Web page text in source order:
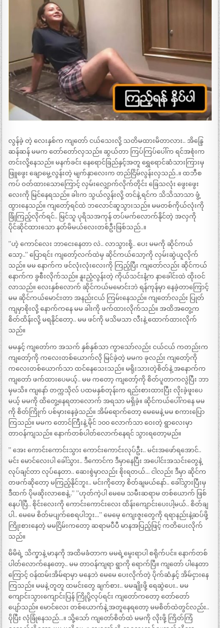
လွန်ခဲ့ တဲ့ လေးနှစ်က ကျတော် ငယ်သေးလို့ သတိမထားမိတာလား.. အိန္ဒြေ
ဆန်ဆန် မမက တော်တော်လှသည်။ ဆွယ်တာ ကြပ်ကြပ်ပေါ်က ရင်အစုံးက
တင်းလို့နေသည်။ မနက်ခင်း နေရောင်ခြည်နှင့်အတူ ရွှေရောင်ဆံသားကြားမှ
ဖြူဖွေး ချောမွေ့လွန်းတဲ့ မျက်နှာလေးက တည်ငြိမ်လွန်းလှသည်..။ ထဘီစ
ကပ် ဝတ်ထားသောကြောင့် လှမ်းလျှောက်လိုက်တိုင်း ခြေသလုံး ဖွေးဖွေး
လေးကို မြင်နေရသည်။ ခါးက သွယ်လွန်းလို့ တင်နဲ့ ရင်က သိသိသာသာ ဖွံ့
ထွားနေသည်။ ကျတော့်ရင်ထဲ ဘလောင်ဆူသွားသည်။ မမတစ်ကိုယ်လုံးကို
ခြုံကြည့်လိုက်ရင်.. မြင်သူ ပုရိသအကုန် တပ်မက်လောက်နိုင်တဲ့ အလှကို
ပိုင်ဆိုင်ထားသော နတ်မိမယ်လေးတစ်ဦးဖြစ်သည်..။
”ဟဲ့ ကောင်လေး ဘာငေးနေတာ လဲ.. လာသွားစို့.. ပေး မမကို ဆိုင်ကယ်
သော့..” ပြောရင်း ကျတော့်လက်ထဲမှ ဆိုင်ကယ်သော့ကို လှမ်းဆွဲယူလိုက်
သည်။ မမ နောက်က ဖင်လုံးလုံးလေးကို ကြည့်ပြီး ကျတော်လည်း ဆိုင်ကယ်
နောက်က ခွစီးလိုက်သည်။ နူးညံ့လွန်းတဲ့ ကိုယ်သင်းနံ့က နာခေါင်းထဲ ထိုးဝင်
လာသည်။ လေးနှစ်လောက် ဆိုင်ကယ်မမောင်းဘဲ ရန်ကုန်မှာ နေခဲ့တာကြောင့်
မမ ဆိုင်ကယ်မောင်းတာ အနည်းငယ် ကြမ်းနေသည်။ ကျတော်လည်း ပြုတ်
ကျမှာစိုးလို့ နောက်ကနေ မမ ခါးကို ဖက်ထားလိုက်သည်။ အထိအတွေ့က
စိတ်ထိန်းလို့ မရနိုင်တော့.. မမ ဖင်ကို မသိမသာ လီးနဲ့ ထောက်ထားလိုက်
သည်။
မမနှင့် ကျတော်က အသက် နှစ်နှစ်သာ ကွာသော်လည်း ငယ်ငယ် ကတည်းက
ကျတော့်ကို ကလေးတစ်ယောက်လို မြင်ခဲ့တဲ့ မမက ခုလည်း ကျတော့်ကို
ကလေးတစ်ယောက်သာ ထင်နေသေးသည်။ မရိုးသားတဲ့စိတ်နဲ့ အနောက်က
ကျတော် ဖက်ထားပေမယ့်.. မမ ကတော့ ကျတော့်ကို စိတ်ပူတာကလွဲပြီး ဘာ
မှမသိ။ ကျနော် တက္ကသိုလ် ပထမနှစ်တုန်းက ရည်းစားထားပြီး လိုးခဲ့ဖူးပေ
မယ့် မမကို ထိတွေ့နေရတာလောက် အရသာ မရှိခဲ့။ ဆိုင်ကယ်ပေါ်ကနေ မမ
ကို စိတ်ကြိုက် ပစ်မှားနေခဲ့သည်။ အိမ်ရောက်တော့ မေမေနဲ့ မမ စကားပြော
ကြသည်။ မမက တောင်ကြီးနဲ့ မိုင် ၁၀၀ လောက်သာ ဝေးတဲ့ ရွာလေးမှာ
တာဝန်ကျသည်။ နောက်တစ်ပါတ်လောက်နေရင် သွားရတော့မည်။
” အေး ကောင်းကောင်းသွား ကောင်းကောင်းလုပ်ဦး.. မင်းအဖော်ရအောင်..
မင်း မောင်လေးပါ ခေါ်သွား.. ဒီကောင်က ဒီမှာနေပြီး အပေါင်းအသင်းတွေနဲ့
လုပ်ချင်တာ လုပ်နေတာ.. ဆေးစွဲမှာလည်း စိုးရတယ်… ငါလည်း ဒီမှာ ဆိုင်က
တဖက်ဆိုတော့ မကြည့်နိုင်ဘူး.. မင်းကိုတော့ စိတ်ချမယ်နော်.. ခေါ်သွားပြီးမှ
ဒီထက် ပိုမဆိုးလာစေနဲ့..” ”ဟုတ်ကဲ့ပါ မေမေ သမီးဆရာမ တစ်ယောက် ဖြစ်
နေပါပြီ.. စိုင်းလေးကို ကောင်းကောင်းလေး ထိန်းကျောင်းပေးပါ့မယ်.. စိတ်ချ
ပါ.. မေမေ စိတ်မပျက်စေရပါဘူး…” မေမေ့ ကျေးဇူးတွေကို ရရာနည်းနဲ့ဆပ်ဖို့
ကြိုးစားနေတဲ့ မမငြိမ်းကတော့ ဆရာမပီပီ မာနအပြည့်ဖြင့် ကတိပေးလိုက်
သည်။
မိမိရဲ့ သိက္ခာနဲ့ မာနကို အထိမခံတာက မမရဲ့မွေးရာပါ စရိုက်ပင်။ နောက်တစ်
ပါတ်လောက်နေတော့.. မမ တာဝန်ကျရာ ရွာကို ရောက်ပြီ။ ကျတော် ပါနေတာ
ကြောင့် ဝန်ထမ်းအိမ်ရာမှာ မနေဘဲ မေမေ ပေးလိုက်တဲ့ ပိုက်ဆံနှင့် အိမ်ငှားနေ
ကြသည်။ မမနဲ့ တူတူ ထမင်းတွေ ချက်စား.. မမချိုးဖို့ ရေဆွဲပေး.. မမ
ကျောင်းသွားကျောင်းပြန် ကြိုပို့လုပ်ရင်း ကျတော်ကတော့ တော်တော်
ပျော်သည်။ မောင်လေး တစ်ယောက်နဲ့ အတူနေရတော့ မမစိတ်ထဲတွင်လည်း..
ပိုပြီး လုံခြုံနေသည်…။ သို့သော် ကျတော်စိတ်ထဲ မမကို လိုးဖို့ ကြိတ်ကြံ